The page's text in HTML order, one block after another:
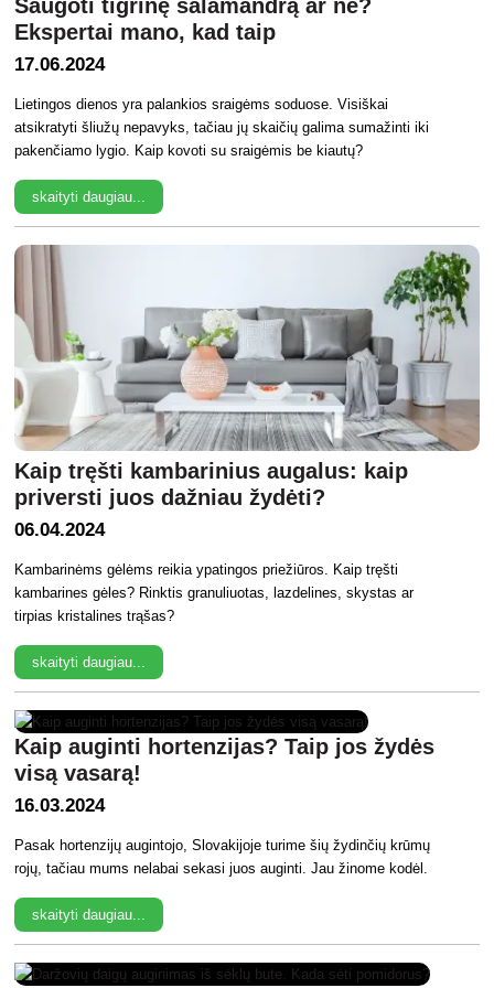
Saugoti tigrinę salamandrą ar ne?
Ekspertai mano, kad taip
17.06.2024
Lietingos dienos yra palankios sraigėms soduose. Visiškai
atsikratyti šliužų nepavyks, tačiau jų skaičių galima sumažinti iki
pakenčiamo lygio. Kaip kovoti su sraigėmis be kiautų?
skaityti daugiau...
Kaip tręšti kambarinius augalus: kaip
priversti juos dažniau žydėti?
06.04.2024
Kambarinėms gėlėms reikia ypatingos priežiūros. Kaip tręšti
kambarines gėles? Rinktis granuliuotas, lazdelines, skystas ar
tirpias kristalines trąšas?
skaityti daugiau...
Kaip auginti hortenzijas? Taip jos žydės
visą vasarą!
16.03.2024
Pasak hortenzijų augintojo, Slovakijoje turime šių žydinčių krūmų
rojų, tačiau mums nelabai sekasi juos auginti. Jau žinome kodėl.
skaityti daugiau...